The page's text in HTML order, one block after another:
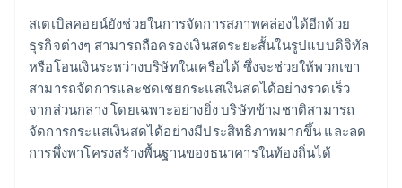
สเตเบิลคอยน์ยังช่วยในการจัดการสภาพคล่องได้อีกด้วย
ธุรกิจต่างๆ สามารถถือครองเงินสดระยะสั้นในรูปแบบดิจิทัล
หรือโอนเงินระหว่างบริษัทในเครือได้ ซึ่งจะช่วยให้พวกเขา
สามารถจัดการและชดเชยกระแสเงินสดได้อย่างรวดเร็ว
จากส่วนกลาง โดยเฉพาะอย่างยิ่ง บริษัทข้ามชาติสามารถ
จัดการกระแสเงินสดได้อย่างมีประสิทธิภาพมากขึ้น และลด
การพึ่งพาโครงสร้างพื้นฐานของธนาคารในท้องถิ่นได้